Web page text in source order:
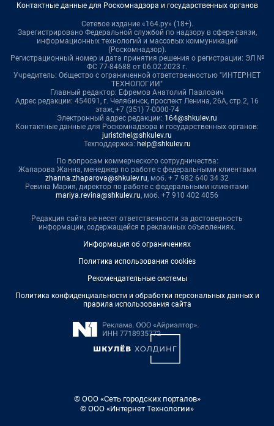
Контактные данные для Роскомнадзора и государственных органов
Сетевое издание «164.ру» (18+).
Зарегистрировано Федеральной службой по надзору в сфере связи,
информационных технологий и массовых коммуникаций
(Роскомнадзор).
Регистрационный номер и дата принятия решения о регистрации: ЭЛ №
ФС 77-84688 от 06.02.2023 г.
Учредитель: Общество с ограниченной ответственностью "ИНТЕРНЕТ
ТЕХНОЛОГИИ"
Главный редактор: Ефремов Анатолий Павлович
Адрес редакции: 454091, г. Челябинск, проспект Ленина, 26А, стр.2, 16
этаж, +7 (351) 7-0000-74
Электронный адрес редакции: 164@shkulev.ru
Контактные данные для Роскомнадзора и государственных органов:
juristchel@shkulev.ru
Техподдержка: help@shkulev.ru
По вопросам коммерческого сотрудничества:
Жапарова Жанна, менеджер по работе с федеральными клиентами
zhanna.zhaparova@shkulev.ru, моб. + 7 982 640 34 32
Ревина Мария, директор по работе с федеральными клиентами
mariya.revina@shkulev.ru, моб. +7 910 402 4056
Редакция сайта не несет ответственности за достоверность
информации, содержащейся в рекламных объявлениях.
Информация об ограничениях
Политика использования cookies
Рекомендательные системы
Политика конфиденциальности и обработки персональных данных и
правила использования сайта
© ООО «Сеть городских порталов»
© ООО «Интернет Технологии»